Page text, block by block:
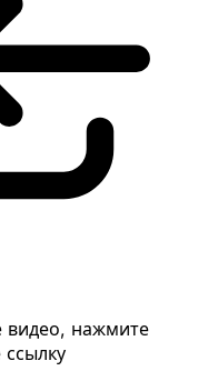
видео, нажмите